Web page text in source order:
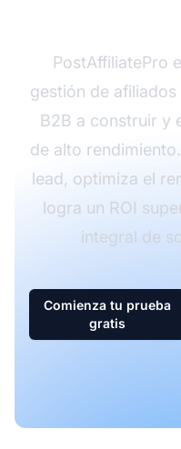
PostAffiliatePro
gestión de
B2B a construir y
de alto
lead, optimiza el
logra un ROI
integral de
Comienza tu prueba
gratis